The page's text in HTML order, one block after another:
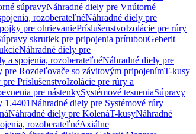
súpravyNáhradné diely pre Vnútorné
rozoberateľnéNáhradné diely pre
pre ohrievaniePríslušenstvoIzolácie pre rúry
skrutiek pre pripojenia prírubouGeberit
Náhradné diely pre
a spojenia, rozoberateľnéNáhradné diely pre
pre Rozdeľovače so závitovým pripojenímT-kusy
PríslušenstvoIzolácie pre rúry a
pre nástenkySystémové tesneniaSúpravy
1.4401Náhradné diely pre Systémové rúry
Náhradné diely pre KolenáT-kusyNáhradné
rozoberateľnéAxiálne